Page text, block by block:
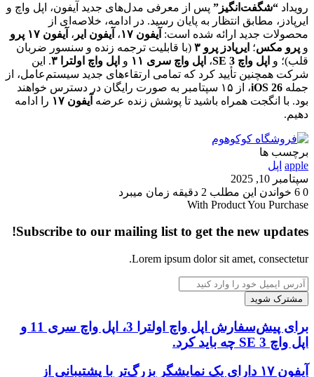
رویداد “شگفت‌انگیز” پس از معرفی مدل‌های جدید آیفون، اپل واچ و
ایرپادز، مطابق انتظار به پایان رسید. در ادامه، خلاصه‌ای از
محصولات جدید ارائه شده است: آیفون ۱۷ ، آیفون ایر ، آیفون ۱۷ پرو
و پرو مکس؛ ایرپادز پرو ۳
(با قابلیت ترجمه زنده و سنسور ضربان
قلب)؛ و اپل واچ SE 3 ، اپل واچ سری ۱۱ و اپل واچ اولترا ۳
. این
شرکت همچنین تأیید کرد که تمامی ارتقاءهای جدید سیستم‌عامل، از
جمله iOS 26
، از ۱۵ سپتامبر به صورت رایگان در دسترس خواهند
بود. با انگجت همراه باشید تا پوشش زنده عرضه آیفون ۱۷
را ادامه
دهیم.
برچسب ها
apple اپل
سپتامبر 10, 2025
0
خواندن این مطلب 2 دقیقه زمان میبرد
With Product You Purchase
Subscribe to our mailing list to get the new updates!
Lorem ipsum dolor sit amet, consectetur.
آدرس
ایمیل
خود
وارد
کنید
برای
پیش‌سفارش
اپل
واچ
برای پیش‌سفارش اپل واچ اولترا 3، اپل واچ سری 11 و
اپل واچ SE 3 چه باید کرد.
آیفون
آیفون ۱۷ دارای یک نمایشگر بزرگ‌تر با پشتیبانی از